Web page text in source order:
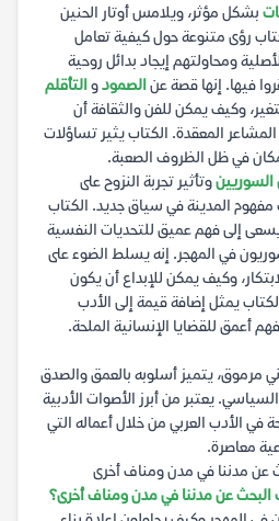
بشكل مؤثر، ويلامس أوتار الحنين
رؤى متنوعة حول كيفية تعامل
ومحاولتهم إيجاد بدائل روحية
فيها. إنها قصة عنالصمودوالتأقلم
وكيف يمكن للفن والثقافة أن
المعقدة. الكتاب يثير تساؤلات
في ظل الظروف الصعبة.
السوريينوتأثير تجربة النزوح على
المدينة في سياق جديد. الكتاب
يسعى إلى فهم عميق للتحديات النفسية
في المهجر. إنه يسلط الضوء على
وكيف يمكن للإبداع أن يكون
يمثل إضافة قيمة إلى الأدب
أعمق للقضايا الإنسانية الملحة.
مرموق، يتميز أسلوبه بالعمق والصدق
يعتبر من أبرز الأصوات الأدبية
الأدب العربي من خلال أعماله التي
معاصرة.
عن مدننا في مدن ومناف أخرى
البحث عن مدننا في مدن ومناف أخرى؟